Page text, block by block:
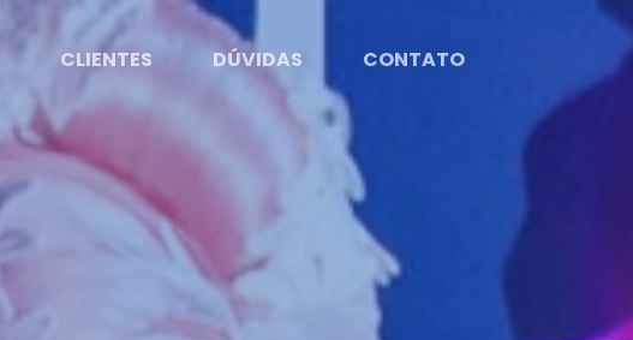
CLIENTES DÚVIDAS CONTATO